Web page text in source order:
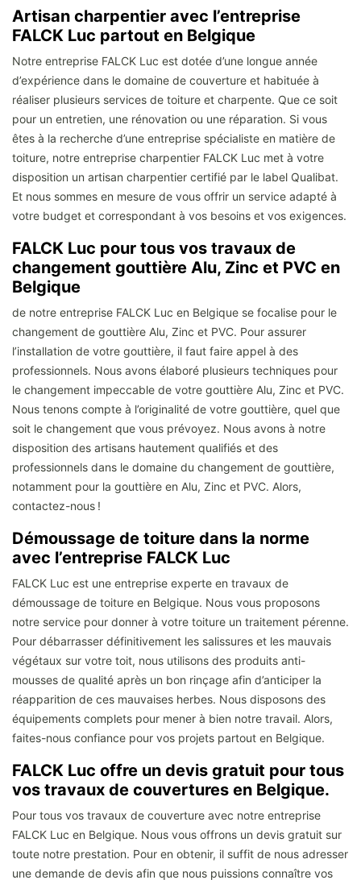
Artisan charpentier avec l’entreprise
FALCK Luc partout en Belgique
Notre entreprise FALCK Luc est dotée d’une longue année
d’expérience dans le domaine de couverture et habituée à
réaliser plusieurs services de toiture et charpente. Que ce soit
pour un entretien, une rénovation ou une réparation. Si vous
êtes à la recherche d’une entreprise spécialiste en matière de
toiture, notre entreprise charpentier FALCK Luc met à votre
disposition un artisan charpentier certifié par le label Qualibat.
Et nous sommes en mesure de vous offrir un service adapté à
votre budget et correspondant à vos besoins et vos exigences.
FALCK Luc pour tous vos travaux de
changement gouttière Alu, Zinc et PVC en
Belgique
de notre entreprise FALCK Luc en Belgique se focalise pour le
changement de gouttière Alu, Zinc et PVC. Pour assurer
l’installation de votre gouttière, il faut faire appel à des
professionnels. Nous avons élaboré plusieurs techniques pour
le changement impeccable de votre gouttière Alu, Zinc et PVC.
Nous tenons compte à l’originalité de votre gouttière, quel que
soit le changement que vous prévoyez. Nous avons à notre
disposition des artisans hautement qualifiés et des
professionnels dans le domaine du changement de gouttière,
notamment pour la gouttière en Alu, Zinc et PVC. Alors,
contactez-nous !
Démoussage de toiture dans la norme
avec l’entreprise FALCK Luc
FALCK Luc est une entreprise experte en travaux de
démoussage de toiture en Belgique. Nous vous proposons
notre service pour donner à votre toiture un traitement pérenne.
Pour débarrasser définitivement les salissures et les mauvais
végétaux sur votre toit, nous utilisons des produits anti-
mousses de qualité après un bon rinçage afin d’anticiper la
réapparition de ces mauvaises herbes. Nous disposons des
équipements complets pour mener à bien notre travail. Alors,
faites-nous confiance pour vos projets partout en Belgique.
FALCK Luc offre un devis gratuit pour tous
vos travaux de couvertures en Belgique.
Pour tous vos travaux de couverture avec notre entreprise
FALCK Luc en Belgique. Nous vous offrons un devis gratuit sur
toute notre prestation. Pour en obtenir, il suffit de nous adresser
une demande de devis afin que nous puissions connaître vos